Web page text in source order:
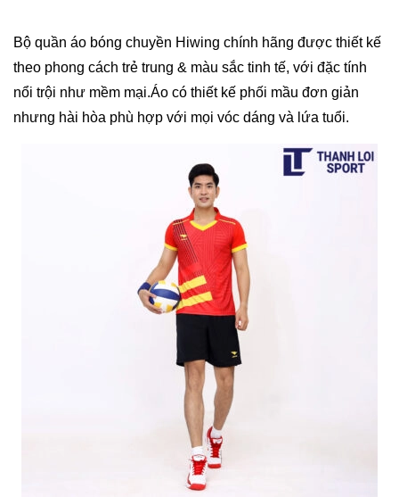
Bộ quần áo bóng chuyền Hiwing chính hãng được thiết kế
theo phong cách trẻ trung & màu sắc tinh tế, với đặc tính
nổi trội như mềm mại.Áo có thiết kế phối mầu đơn giản
nhưng hài hòa phù hợp với mọi vóc dáng và lứa tuổi.